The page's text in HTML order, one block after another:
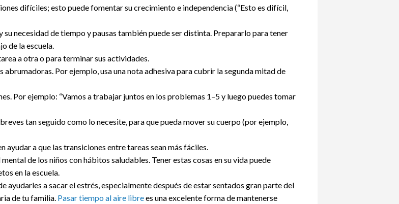
difíciles; esto puede fomentar su crecimiento e independencia (“Esto es difícil,
su necesidad de tiempo y pausas también puede ser distinta. Prepararlo para tener
de la escuela.
a otra o para terminar sus actividades.
abrumadoras. Por ejemplo, usa una nota adhesiva para cubrir la segunda mitad de
Por ejemplo: “Vamos a trabajar juntos en los problemas 1–5 y luego puedes tomar
tan seguido como lo necesite, para que pueda mover su cuerpo (por ejemplo,
ayudar a que las transiciones entre tareas sean más fáciles.
de los niños con hábitos saludables. Tener estas cosas en su vida puede
en la escuela.
a sacar el estrés, especialmente después de estar sentados gran parte del
de tu familia. Pasar tiempo al aire librees una excelente forma de mantenerse